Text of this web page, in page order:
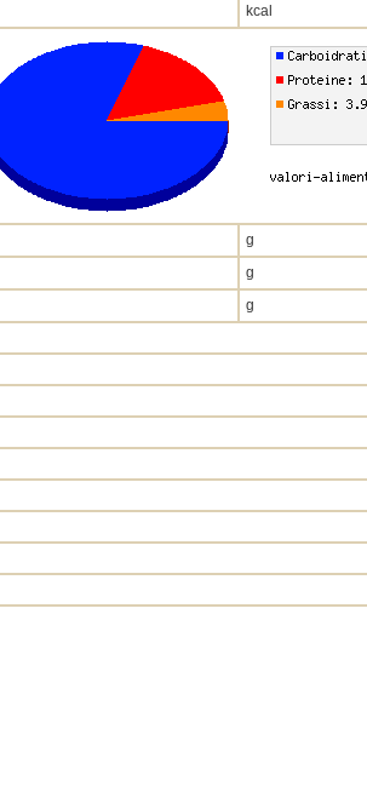
kcal
g
g
g